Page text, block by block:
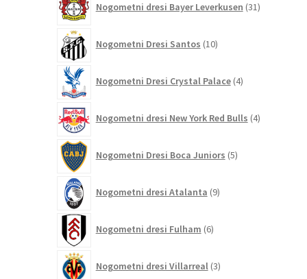
Nogometni dresi Bayer Leverkusen 31izdelkov
Nogometni Dresi Santos 10izdelkov
Nogometni Dresi Crystal Palace 4izdelki
Nogometni dresi New York Red Bulls 4izdelki
Nogometni Dresi Boca Juniors 5izdelkov
Nogometni dresi Atalanta 9izdelkov
Nogometni dresi Fulham 6izdelkov
Nogometni dresi Villarreal 3izdelki